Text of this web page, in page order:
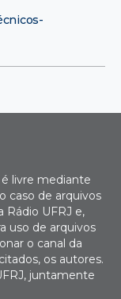
livre mediante
caso de arquivos
Rádio UFRJ e,
uso de arquivos
o canal da
os autores.
juntamente